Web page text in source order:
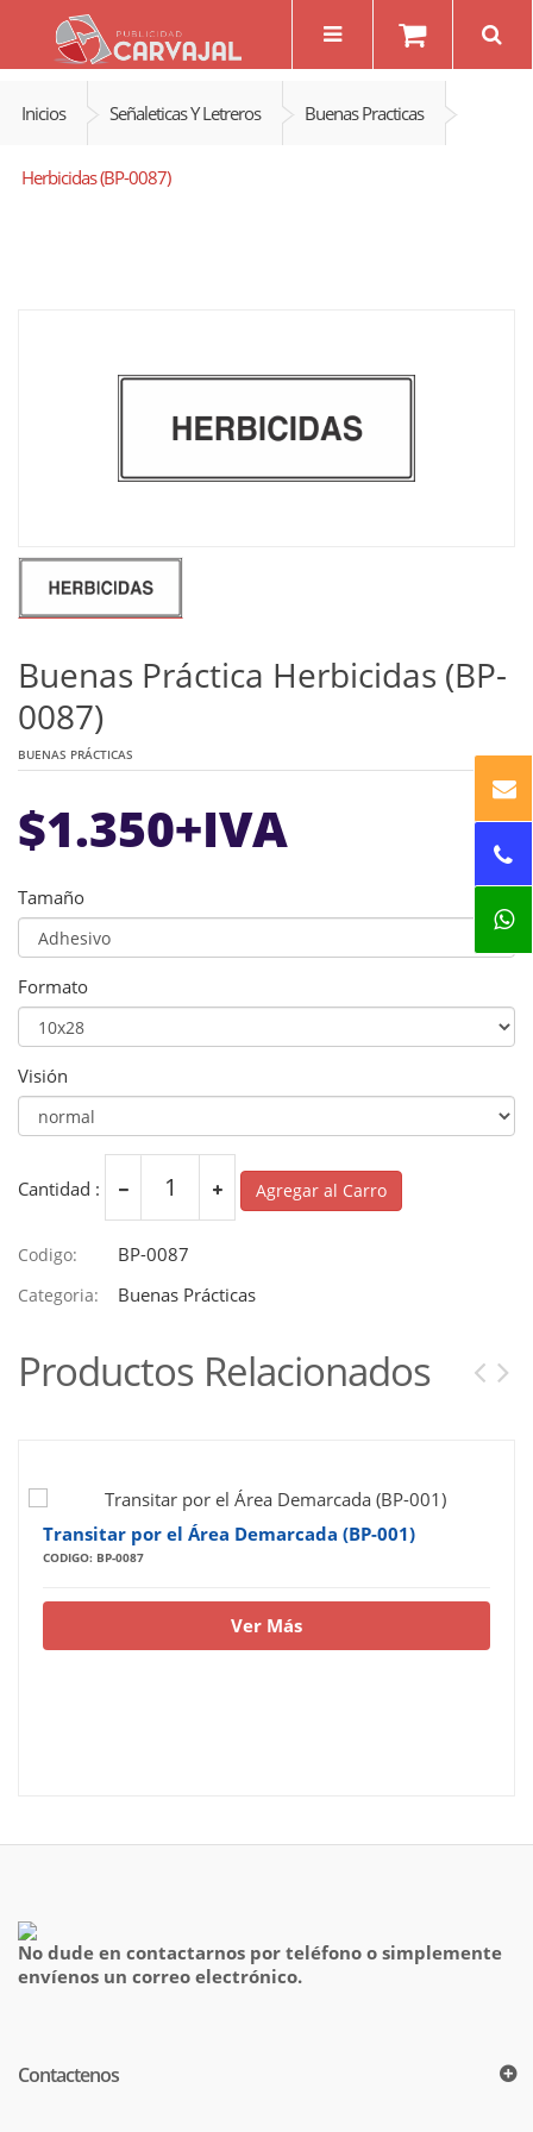
Inicios Señaleticas Y Letreros Buenas Practicas
Herbicidas (BP-0087)
Buenas Práctica Herbicidas (BP-
0087)
BUENAS PRÁCTICAS
$1.350+IVA
Tamaño
Formato
Visión
Cantidad : Agregar al Carro
Codigo: BP-0087
Categoria: Buenas Prácticas
Productos Relacionados
Transitar por el Área Demarcada (BP-001)
CODIGO: BP-0087
Ver Más
No dude en contactarnos por teléfono o simplemente
envíenos un correo electrónico.
Contactenos